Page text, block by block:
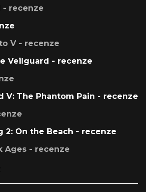
- recenze
V - recenze
Veilguard - recenze
V: The Phantom Pain - recenze
2: On the Beach - recenze
Ages - recenze